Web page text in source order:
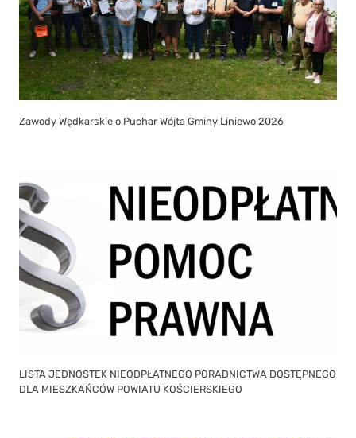
Zawody Wędkarskie o Puchar Wójta Gminy Liniewo 2026
LISTA JEDNOSTEK NIEODPŁATNEGO PORADNICTWA DOSTĘPNEGO
DLA MIESZKAŃCÓW POWIATU KOŚCIERSKIEGO